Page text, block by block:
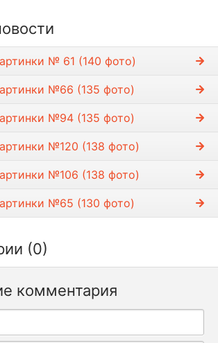
№ 61 (140 фото)
№66 (135 фото)
№94 (135 фото)
№120 (138 фото)
№106 (138 фото)
№65 (130 фото)
(0)
комментария